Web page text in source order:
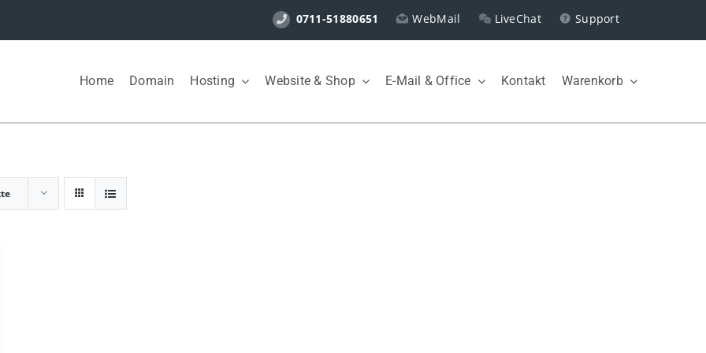
0711-51880651 WebMail LiveChat Support
Home Domain Hosting Website & Shop E-Mail & Office Kontakt Warenkorb